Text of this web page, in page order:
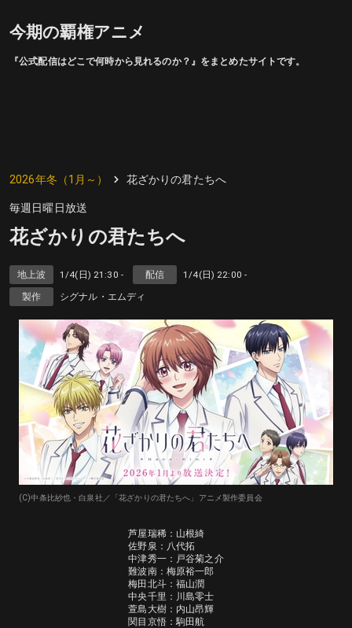
今期の覇権アニメ
『公式配信はどこで何時から見れるのか？』をまとめたサイトです。
2026年冬（1月～） 花ざかりの君たちへ
毎週日曜日放送
花ざかりの君たちへ
地上波 1/4(日) 21:30 - 配信
1/4(日) 22:00 -
製作
シグナル・エムディ
(C)中条比紗也・白泉社／「花ざかりの君たちへ」アニメ製作委員会
芦屋瑞稀：山根綺
佐野泉：八代拓
中津秀一：戸谷菊之介
難波南：梅原裕一郎
梅田北斗：福山潤
中央千里：川島零士
萱島大樹：内山昂輝
関目京悟：駒田航